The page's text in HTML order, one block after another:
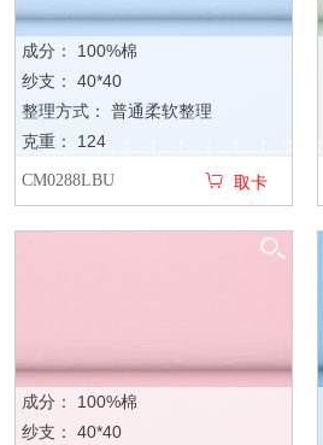
成分： 100%棉
纱支： 40*40
整理方式： 普通柔软整理
克重： 124
CM0288LBU 取卡
成分： 100%棉
纱支： 40*40